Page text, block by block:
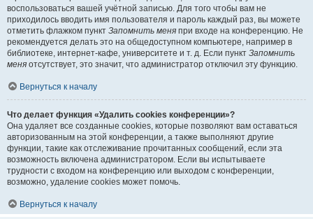
воспользоваться вашей учётной записью. Для того чтобы вам не
приходилось вводить имя пользователя и пароль каждый раз, вы можете
отметить флажком пункт Запомнить меня при входе на конференцию. Не
рекомендуется делать это на общедоступном компьютере, например в
библиотеке, интернет-кафе, университете и т. д. Если пункт Запомнить
меня отсутствует, это значит, что администратор отключил эту функцию.
Вернуться к началу
Что делает функция «Удалить cookies конференции»?
Она удаляет все созданные cookies, которые позволяют вам оставаться
авторизованным на этой конференции, а также выполняют другие
функции, такие как отслеживание прочитанных сообщений, если эта
возможность включена администратором. Если вы испытываете
трудности с входом на конференцию или выходом с конференции,
возможно, удаление cookies может помочь.
Вернуться к началу